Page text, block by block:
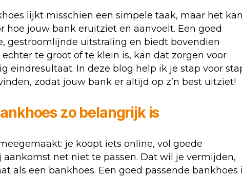
lijkt misschien een simpele taak, maar het kan
hoe jouw bank eruitziet en aanvoelt. Een goed
gestroomlijnde uitstraling en biedt bovendien
te groot of te klein is, kan dat zorgen voor
eindresultaat. In deze blog help ik je stap voor
zodat jouw bank er altijd op z’n best uitziet!
zo belangrijk is
je koopt iets online, vol goede
net niet te passen. Dat wil je vermijden,
als een bankhoes. Een goed passende bankhoes